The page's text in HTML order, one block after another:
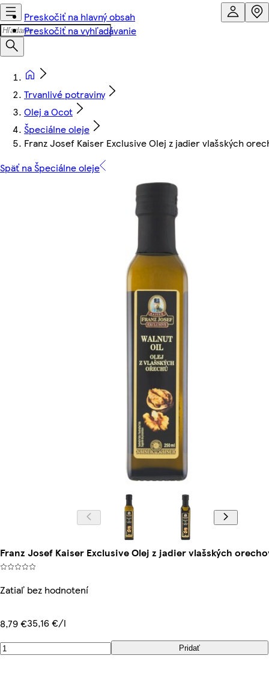
Preskočiť na hlavný obsah
Preskočiť na vyhľadávanie
Trvanlivé potraviny
Olej a Ocot
Špeciálne oleje
Franz Josef Kaiser Exclusive Olej z jadier vlašských
Späť na Špeciálne oleje
Franz Josef Kaiser Exclusive Olej z jadier vlašských
Zatiaľ bez hodnotení
8,79 €35,16 €/l
Pridať